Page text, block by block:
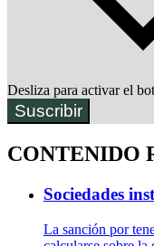
Desliza para activar el
Suscribir
CONTENIDO
Sociedades
La sanción por